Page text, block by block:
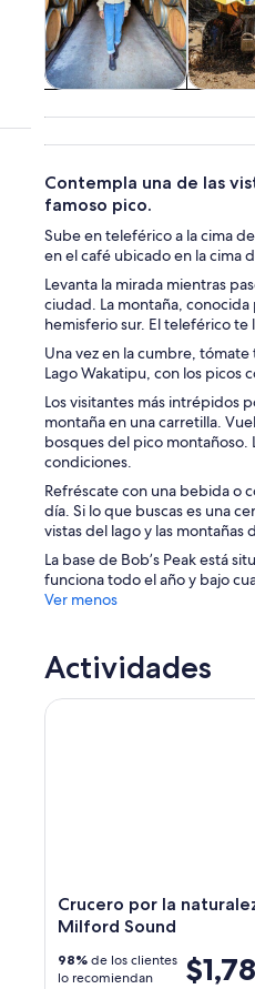
excursiones de
un día
Contempla una de las
famoso pico.
Sube en teleférico a la cima
en el café ubicado en la cima
Levanta la mirada mientras
ciudad. La montaña,
hemisferio sur. El teleférico te
Una vez en la cumbre,
Lago Wakatipu, con los picos
Los visitantes más intrépidos
montaña en una carretilla.
bosques del pico montañoso.
condiciones.
Refréscate con una bebida o
día. Si lo que buscas es una
vistas del lago y las montañas
La base de Bob’s Peak está
funciona todo el año y bajo
Ver menos
Actividades
Crucero por la
Milford Sound
98% de los clientes
lo recomiendan
Crucero por la